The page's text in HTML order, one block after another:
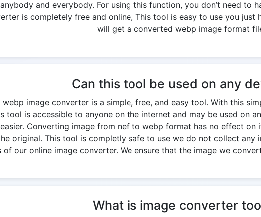
and everybody. For using this function, you don’t need to
is completely free and online, This tool is easy to use you just
will get a converted webp image format
Can this tool be used on any
webp image converter is a simple, free, and easy tool. With this
tool is accessible to anyone on the internet and may be used on
Converting image from nef to webp format has no effect
original. This tool is completly safe to use we do not collect any
of our online image converter. We ensure that the image we
What is image converter